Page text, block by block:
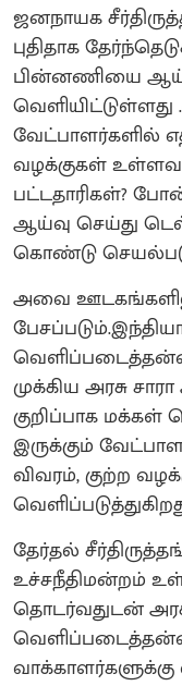
ஜனநாயக
புதிதாக
பின்னணியை
வேட்பாளர்களில்
வழக்குகள்
பட்டதாரிகள்?
ஆய்வு செய்து
கொண்டு
அவை
முக்கிய அரசு
குறிப்பாக
இருக்கும்
விவரம், குற்ற
தேர்தல்
உச்சநீதிமன்றம்
தொடர்வதுடன்
வாக்காளர்களுக்கு